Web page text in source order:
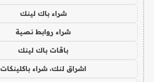
شراء باك لينك
شراء روابط نصية
باقات باك لينك
اشراق لنك، شراء باكلينكات